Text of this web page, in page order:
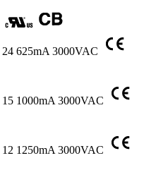
24 625mA 3000VAC
15 1000mA 3000VAC
12 1250mA 3000VAC